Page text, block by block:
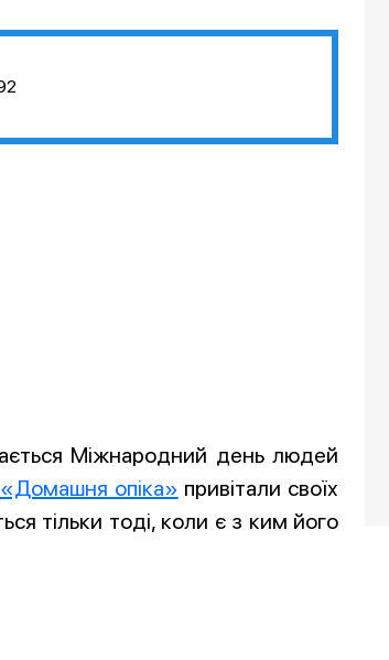
Міжнародний день людей
«Домашня опіка» привітали своїх
тільки тоді, коли є з ким його